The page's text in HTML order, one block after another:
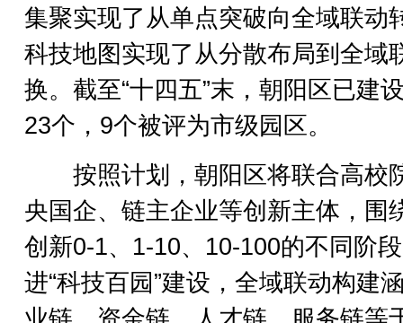
集聚实现了从单点突破向全域联动
科技地图实现了从分散布局到全域
换。截至“十四五”末，朝阳区已建
23个，9个被评为市级园区。
按照计划，朝阳区将联合高校
央国企、链主企业等创新主体，围
创新0-1、1-10、10-100的不同阶
进“科技百园”建设，全域联动构建